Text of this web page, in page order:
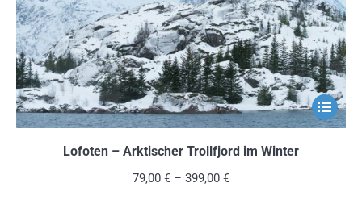
der
gewählt
werden
Dieses
Produkt
Lofoten – Arktischer Trollfjord im Winter
79,00 € – 399,00 €